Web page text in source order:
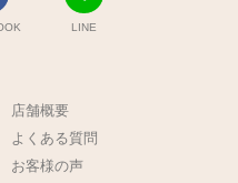
LINE
店舗概要
よくある質問
お客様の声